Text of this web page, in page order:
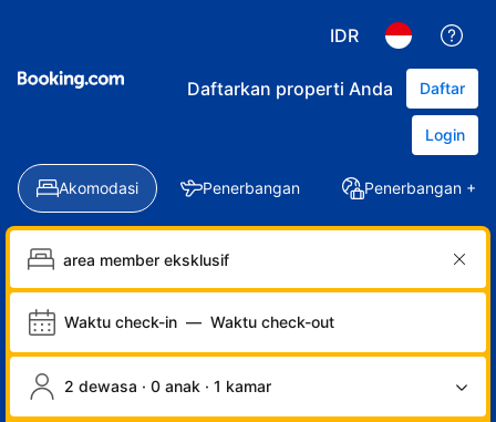
IDR
Daftarkan properti Anda Daftar
Login
Akomodasi Penerbangan Penerbangan +
Waktu check-in — Waktu check-out
2 dewasa · 0 anak · 1 kamar